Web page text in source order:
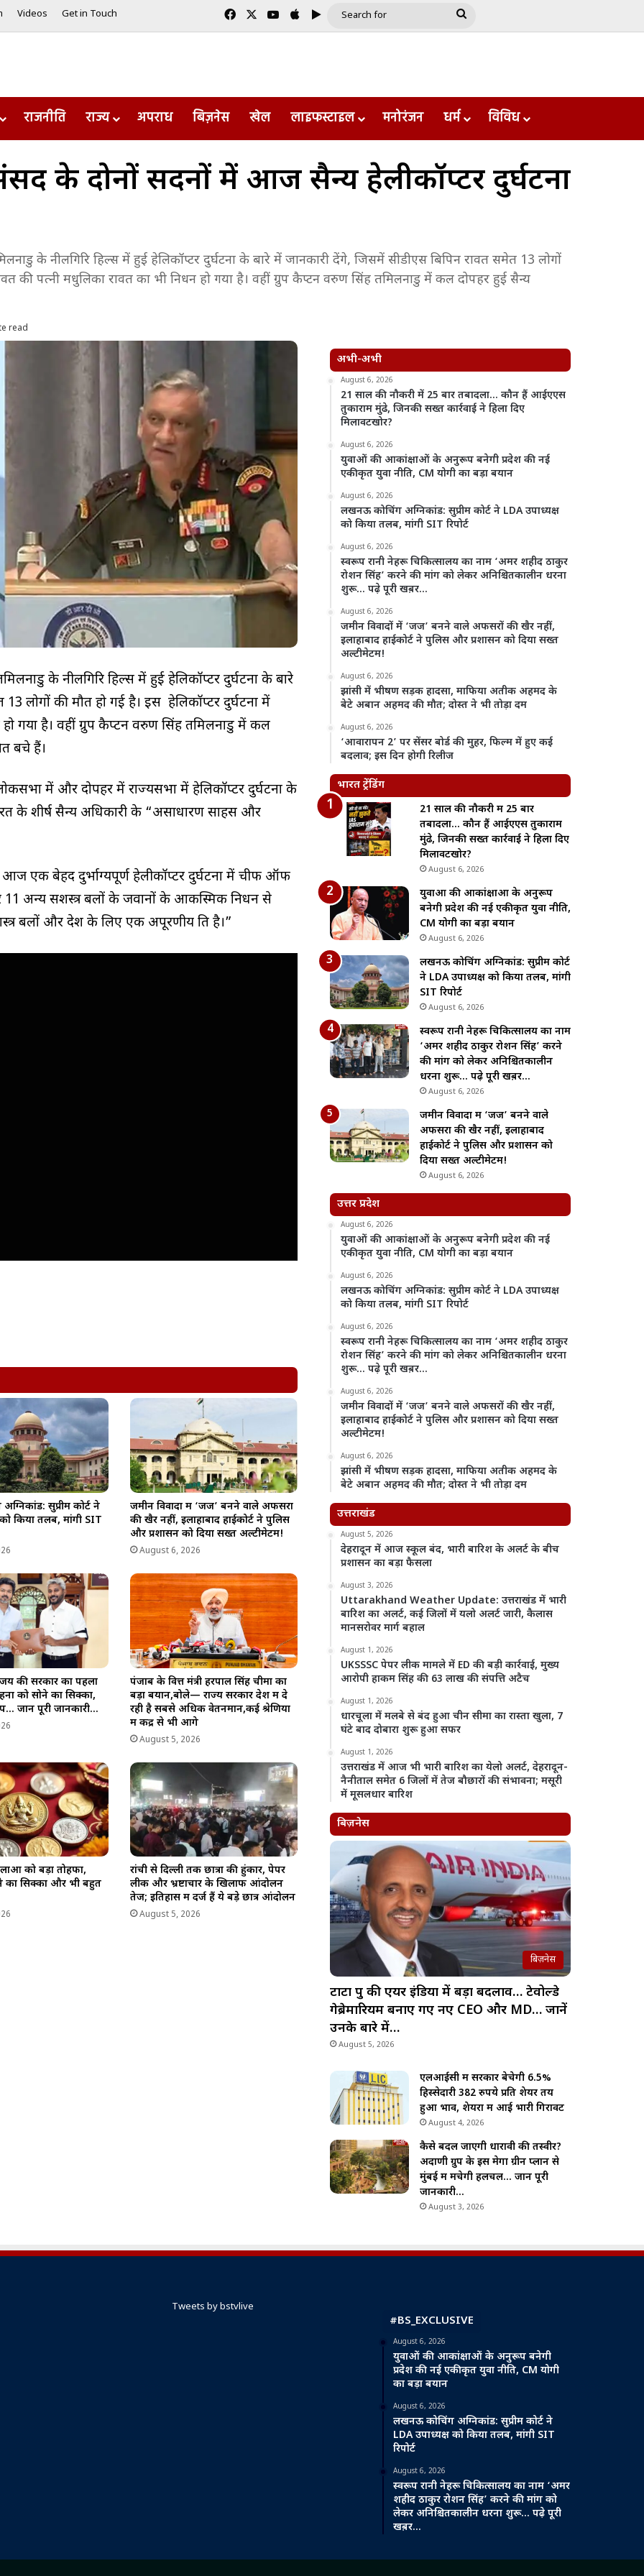
Videos Get in Touch FacebookYouTube
AppleGoogle Play
Search
राजनीति राज्य अपराध बिज़नेस खेल लाइफस्टाइल मनोरंजन धर्म विविध
संसद के दोनों सदनों में आज सैन्य हेलीकॉप्टर दुर्घटना
के नीलगिरि हिल्स में हुई हेलिकॉप्टर दुर्घटना के बारे में जानकारी देंगे, जिसमें सीडीएस बिपिन रावत समेत 13 लोगों
की पत्नी मधुलिका रावत का भी निधन हो गया है। वहीं ग्रुप कैप्टन वरुण सिंह तमिलनाडु में कल दोपहर हुई सैन्य
read
के नीलगिरि हिल्स में हुई हेलिकॉप्टर दुर्घटना के बारे
लोगों की मौत हो गई है। इस हेलिकॉप्टर दुर्घटना में
गया है। वहीं ग्रुप कैप्टन वरुण सिंह तमिलनाडु में कल
बचे हैं।
में और दोपहर में राज्यसभा में हेलिकॉप्टर दुर्घटना के
के शीर्ष सैन्य अधिकारी के “असाधारण साहस और
एक बेहद दुर्भाग्यपूर्ण हेलीकॉप्टर दुर्घटना में चीफ ऑफ
11 अन्य सशस्त्र बलों के जवानों के आकस्मिक निधन से
बलों और देश के लिए एक अपूरणीय क्षति है।”
सुप्रीम कोर्ट ने
किया तलब, मांगी SIT
जमीन विवादों में ‘जज’ बनने वाले अफसरों
की खैर नहीं, इलाहाबाद हाईकोर्ट ने पुलिस
और प्रशासन को दिया सख्त अल्टीमेटम!
August 6, 2026
की सरकार का पहला
को सोने का सिक्का,
जानें पूरी जानकारी…
पंजाब के वित्त मंत्री हरपाल सिंह चीमा का
बड़ा बयान,बोले— राज्य सरकार देश में दे
रही है सबसे अधिक वेतनमान,कई श्रेणियों
में केंद्र से भी आगे
August 5, 2026
को बड़ा तोहफा,
का सिक्का और भी बहुत
रांची से दिल्ली तक छात्रों की हुंकार, पेपर
लीक और भ्रष्टाचार के खिलाफ आंदोलन
तेज; इतिहास में दर्ज हैं ये बड़े छात्र आंदोलन
August 5, 2026
अभी-अभी
August 6, 2026
21 साल की नौकरी में 25 बार तबादला… कौन हैं आईएएस
तुकाराम मुंढे, जिनकी सख्त कार्रवाई ने हिला दिए
मिलावटखोर?
August 6, 2026
युवाओं की आकांक्षाओं के अनुरूप बनेगी प्रदेश की नई
एकीकृत युवा नीति, CM योगी का बड़ा बयान
August 6, 2026
लखनऊ कोचिंग अग्निकांड: सुप्रीम कोर्ट ने LDA उपाध्यक्ष
को किया तलब, मांगी SIT रिपोर्ट
August 6, 2026
स्वरूप रानी नेहरू चिकित्सालय का नाम ‘अमर शहीद ठाकुर
रोशन सिंह’ करने की मांग को लेकर अनिश्चितकालीन धरना
शुरू… पढ़े पूरी खब़र…
August 6, 2026
जमीन विवादों में ‘जज’ बनने वाले अफसरों की खैर नहीं,
इलाहाबाद हाईकोर्ट ने पुलिस और प्रशासन को दिया सख्त
अल्टीमेटम!
August 6, 2026
झांसी में भीषण सड़क हादसा, माफिया अतीक अहमद के
बेटे अबान अहमद की मौत; दोस्त ने भी तोड़ा दम
August 6, 2026
‘आवारापन 2’ पर सेंसर बोर्ड की मुहर, फिल्म में हुए कई
बदलाव; इस दिन होगी रिलीज
भारत ट्रेंडिंग
21 साल की नौकरी में 25 बार
तबादला… कौन हैं आईएएस तुकाराम
मुंढे, जिनकी सख्त कार्रवाई ने हिला दिए
मिलावटखोर?
August 6, 2026
युवाओं की आकांक्षाओं के अनुरूप
बनेगी प्रदेश की नई एकीकृत युवा नीति,
CM योगी का बड़ा बयान
August 6, 2026
लखनऊ कोचिंग अग्निकांड: सुप्रीम कोर्ट
ने LDA उपाध्यक्ष को किया तलब, मांगी
SIT रिपोर्ट
August 6, 2026
स्वरूप रानी नेहरू चिकित्सालय का नाम
‘अमर शहीद ठाकुर रोशन सिंह’ करने
की मांग को लेकर अनिश्चितकालीन
धरना शुरू… पढ़े पूरी खब़र…
August 6, 2026
जमीन विवादों में ‘जज’ बनने वाले
अफसरों की खैर नहीं, इलाहाबाद
हाईकोर्ट ने पुलिस और प्रशासन को
दिया सख्त अल्टीमेटम!
August 6, 2026
उत्तर प्रदेश
August 6, 2026
युवाओं की आकांक्षाओं के अनुरूप बनेगी प्रदेश की नई
एकीकृत युवा नीति, CM योगी का बड़ा बयान
August 6, 2026
लखनऊ कोचिंग अग्निकांड: सुप्रीम कोर्ट ने LDA उपाध्यक्ष
को किया तलब, मांगी SIT रिपोर्ट
August 6, 2026
स्वरूप रानी नेहरू चिकित्सालय का नाम ‘अमर शहीद ठाकुर
रोशन सिंह’ करने की मांग को लेकर अनिश्चितकालीन धरना
शुरू… पढ़े पूरी खब़र…
August 6, 2026
जमीन विवादों में ‘जज’ बनने वाले अफसरों की खैर नहीं,
इलाहाबाद हाईकोर्ट ने पुलिस और प्रशासन को दिया सख्त
अल्टीमेटम!
August 6, 2026
झांसी में भीषण सड़क हादसा, माफिया अतीक अहमद के
बेटे अबान अहमद की मौत; दोस्त ने भी तोड़ा दम
उत्तराखंड
August 5, 2026
देहरादून में आज स्कूल बंद, भारी बारिश के अलर्ट के बीच
प्रशासन का बड़ा फैसला
August 3, 2026
Uttarakhand Weather Update: उत्तराखंड में भारी
बारिश का अलर्ट, कई जिलों में यलो अलर्ट जारी, कैलास
मानसरोवर मार्ग बहाल
August 1, 2026
UKSSSC पेपर लीक मामले में ED की बड़ी कार्रवाई, मुख्य
आरोपी हाकम सिंह की 63 लाख की संपत्ति अटैच
August 1, 2026
धारचूला में मलबे से बंद हुआ चीन सीमा का रास्ता खुला, 7
घंटे बाद दोबारा शुरू हुआ सफर
August 1, 2026
उत्तराखंड में आज भी भारी बारिश का येलो अलर्ट, देहरादून-
नैनीताल समेत 6 जिलों में तेज बौछारों की संभावना; मसूरी
में मूसलधार बारिश
बिज़नेस
बिज़नेस
टाटा ग्रुप की एयर इंडिया में बड़ा बदलाव… टेवोल्डे
गेब्रेमारियम बनाए गए नए CEO और MD… जानें
उनके बारे में…
August 5, 2026
एलआईसी में सरकार बेचेगी 6.5%
हिस्सेदारी 382 रुपये प्रति शेयर तय
हुआ भाव, शेयरों में आई भारी गिरावट
August 4, 2026
कैसे बदल जाएगी धारावी की तस्वीर?
अदाणी ग्रुप के इस मेगा ग्रीन प्लान से
मुंबई में मचेगी हलचल… जानें पूरी
जानकारी…
August 3, 2026
Tweets by bstvlive
#BS_EXCLUSIVE
August 6, 2026
युवाओं की आकांक्षाओं के अनुरूप बनेगी
प्रदेश की नई एकीकृत युवा नीति, CM योगी
का बड़ा बयान
August 6, 2026
लखनऊ कोचिंग अग्निकांड: सुप्रीम कोर्ट ने
LDA उपाध्यक्ष को किया तलब, मांगी SIT
रिपोर्ट
August 6, 2026
स्वरूप रानी नेहरू चिकित्सालय का नाम ‘अमर
शहीद ठाकुर रोशन सिंह’ करने की मांग को
लेकर अनिश्चितकालीन धरना शुरू… पढ़े पूरी
खब़र…